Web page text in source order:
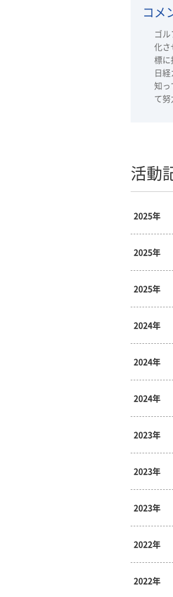
コメ
ゴ
化さ
標に
日
知っ
て努
活動
2025年
2025年
2025年
2024年
2024年
2024年
2023年
2023年
2023年
2022年
2022年